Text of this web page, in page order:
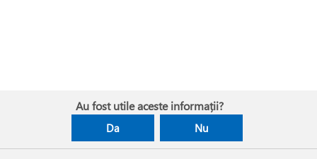
Au fost utile aceste informații?
Da Nu